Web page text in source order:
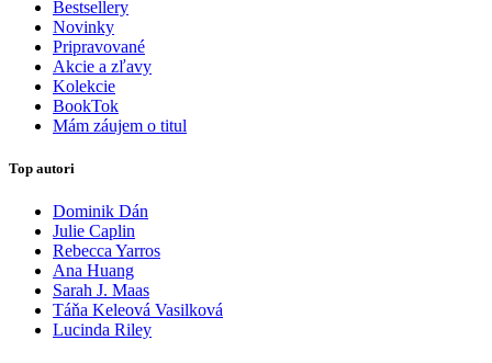
Bestsellery
Novinky
Pripravované
Akcie a zľavy
Kolekcie
BookTok
Mám záujem o titul
Top autori
Dominik Dán
Julie Caplin
Rebecca Yarros
Ana Huang
Sarah J. Maas
Táňa Keleová Vasilková
Lucinda Riley